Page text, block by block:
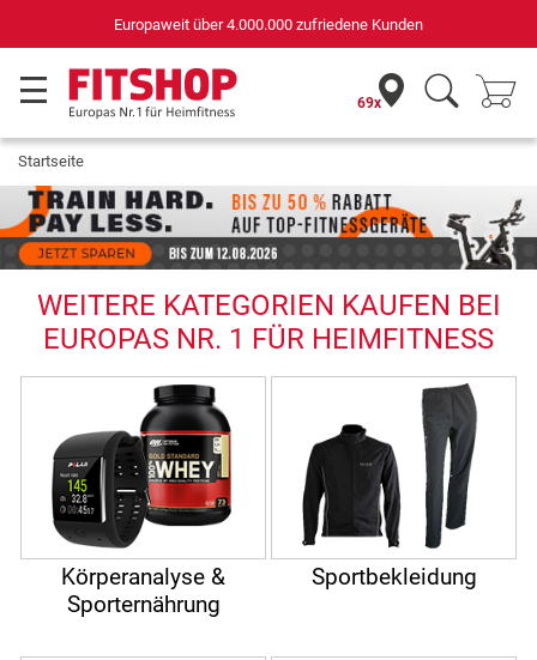
für Sportgeräte (n-tv+DISQ 2016-2024)
69x
Startseite
WEITERE KATEGORIEN KAUFEN BEI
EUROPAS NR. 1 FÜR HEIMFITNESS
Körperanalyse &
Sporternährung
Sportbekleidung